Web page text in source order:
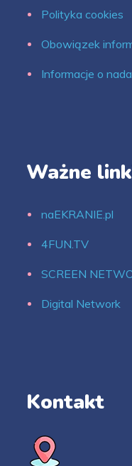
Polityka cookies
Obowiązek
Informacje o
Ważne
naEKRANIE.pl
4FUN.TV
SCREEN
Digital Network
Kontakt